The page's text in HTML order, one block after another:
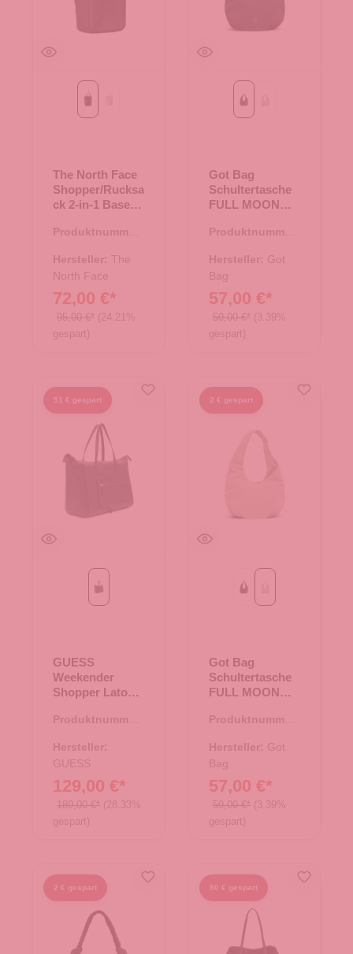
TNF Black
The North Face
Shopper/Rucksa
ck 2-in-1 Base
TNF Black
Produktnummer:
Hersteller: The
North Face
72,00 €*
95,00 €* (24.21%
gespart)
Black
Got Bag
Schultertasche
FULL MOON
Produktnummer:
Hersteller: Got
Bag
57,00 €*
59,00 €* (3.39%
gespart)
51 € gespart
Coal Logo
GUESS
Weekender
Shopper Latona
Produktnummer:
Hersteller:
GUESS
129,00 €*
180,00 €* (28.33%
gespart)
2 € gespart
Black
Got Bag
Schultertasche
FULL MOON
Produktnummer:
Hersteller: Got
Bag
57,00 €*
59,00 €* (3.39%
gespart)
2 € gespart 80 € gespart